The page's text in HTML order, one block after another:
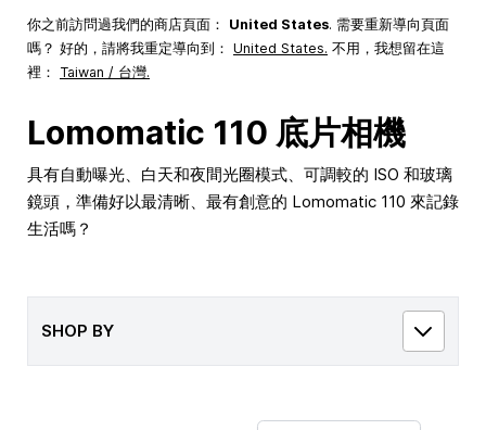
你之前訪問過我們的商店頁面： United States. 需要重新導向頁面
嗎？ 好的，請將我重定導向到： United States. 不用，我想留在這
裡： Taiwan / 台灣.
Lomomatic 110 底片相機
具有自動曝光、白天和夜間光圈模式、可調較的 ISO 和玻璃
鏡頭，準備好以最清晰、最有創意的 Lomomatic 110 來記錄
生活嗎？
SHOP BY